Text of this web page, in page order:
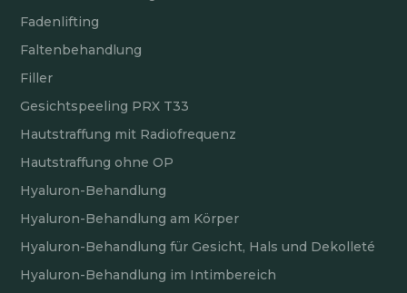
Fadenlifting
Faltenbehandlung
Filler
Gesichtspeeling PRX T33
Hautstraffung mit Radiofrequenz
Hautstraffung ohne OP
Hyaluron-Behandlung
Hyaluron-Behandlung am Körper
Hyaluron-Behandlung für Gesicht, Hals und Dekolleté
Hyaluron-Behandlung im Intimbereich